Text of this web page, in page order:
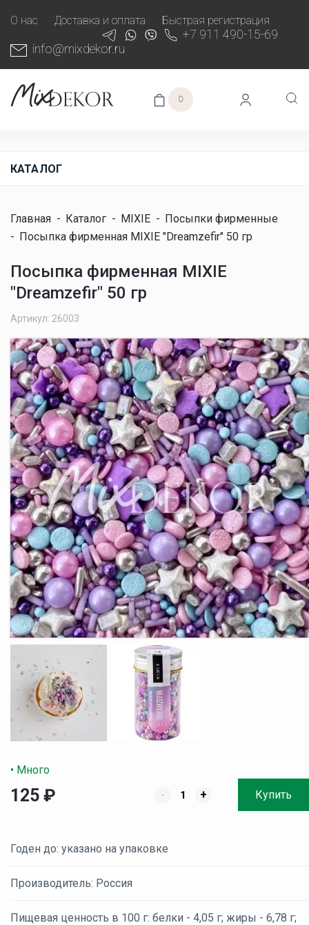
О нас Доставка и оплата Быстрая регистрация
+7 911 490-15-69
info@mixdekor.ru
0
КАТАЛОГ
Главная - Каталог - MIXIE - Посыпки фирменные
- Посыпка фирменная MIXIE "Dreamzefir" 50 гр
Посыпка фирменная MIXIE
"Dreamzefir" 50 гр
Артикул: 26003
• Много
125 ₽ - + Купить
Годен до: указано на упаковке
Производитель: Россия
Пищевая ценность в 100 г: белки - 4,05 г; жиры - 6,78 г;